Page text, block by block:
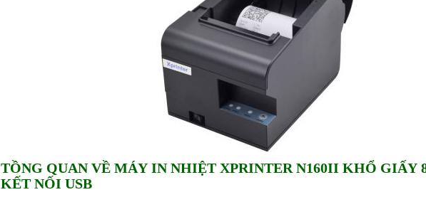
TỒNG QUAN VỀ MÁY IN NHIỆT XPRINTER N160II KHỔ GIẤY
KẾT NỐI USB